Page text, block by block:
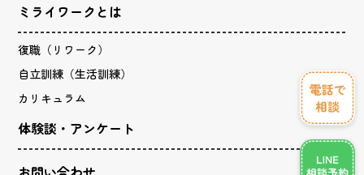
ミライワークとは
復職（リワーク）
自立訓練（生活訓練）
カリキュラム
体験談・アンケート